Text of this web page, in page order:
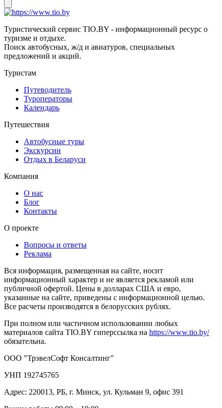
Туристический сервис TIO.BY - информационный ресурс о
туризме и отдыхе.
Поиск автобусных, ж/д и авиатуров, специальных
предложений и акций.
Туристам
Путеводитель
Туроператоры
Календарь
Путешествия
Автобусные туры
Экскурсии
Отдых в Беларуси
Компания
О нас
Блог
Контакты
О проекте
Вопросы и ответы
Реклама
Вся информация, размещенная на сайте, носит
информационный характер и не является рекламой или
публичной офертой. Цены в долларах США и евро,
указанные на сайте, приведены с информационной целью.
Все расчеты производятся в белорусских рублях.
При полном или частичном использовании любых
материалов сайта TIO.BY гиперссылка на https://www.tio.by/
обязательна.
ООО "ТрэвелСофт Консалтинг"
УНП 192745765
Адрес: 220013, РБ, г. Минск, ул. Кульман 9, офис 391